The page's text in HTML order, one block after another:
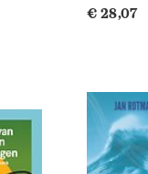
€ 28,07